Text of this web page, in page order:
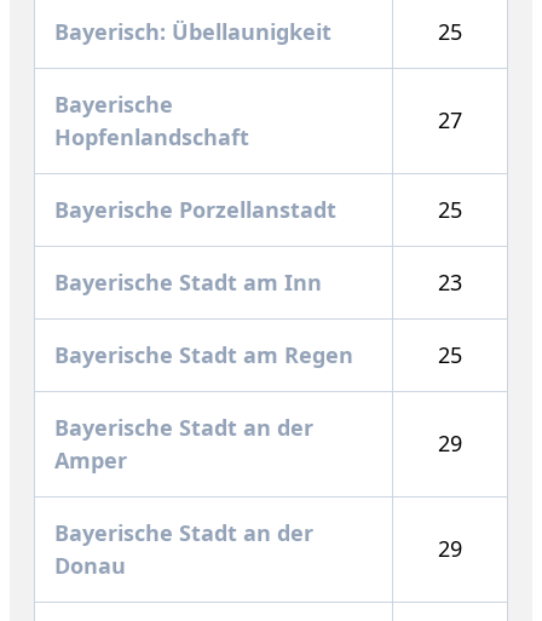
Bayerisch: Übellaunigkeit 25
Bayerische
Hopfenlandschaft
27
Bayerische Porzellanstadt 25
Bayerische Stadt am Inn 23
Bayerische Stadt am Regen 25
Bayerische Stadt an der
Amper
29
Bayerische Stadt an der
Donau
29